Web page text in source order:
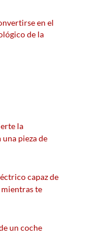
en el
de la
la
pieza de
capaz de
te
un coche